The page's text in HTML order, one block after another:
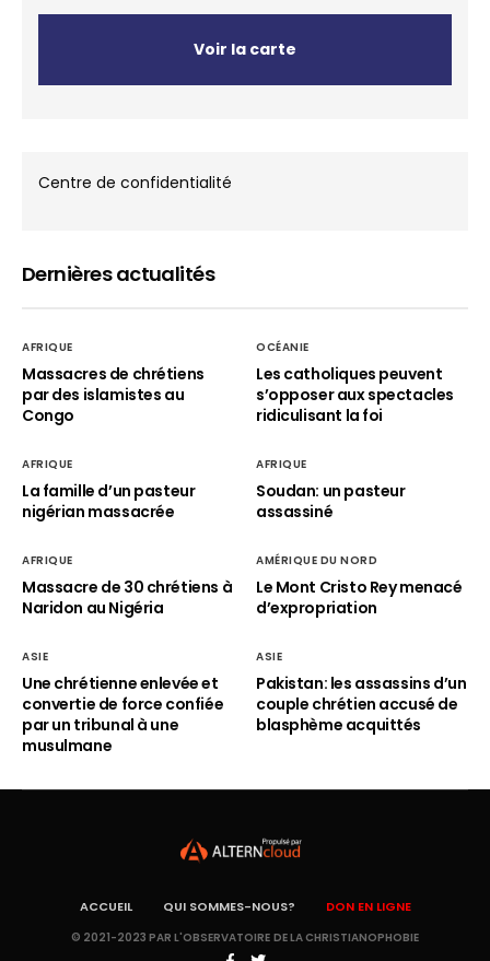
Voir la carte
Centre de confidentialité
Dernières actualités
AFRIQUE
Massacres de chrétiens
par des islamistes au
Congo
OCÉANIE
Les catholiques peuvent
s’opposer aux spectacles
ridiculisant la foi
AFRIQUE
La famille d’un pasteur
nigérian massacrée
AFRIQUE
Soudan: un pasteur
assassiné
AFRIQUE
Massacre de 30 chrétiens à
Naridon au Nigéria
AMÉRIQUE DU NORD
Le Mont Cristo Rey menacé
d’expropriation
ASIE
Une chrétienne enlevée et
convertie de force confiée
par un tribunal à une
musulmane
ASIE
Pakistan: les assassins d’un
couple chrétien accusé de
blasphème acquittés
ACCUEIL QUI SOMMES-NOUS? DON EN LIGNE
© 2021-2023 PAR L'OBSERVATOIRE DE LA CHRISTIANOPHOBIE